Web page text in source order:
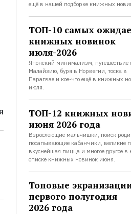
ещё в нашей подборке книжных
ТОП-10 самых
книжных новинок
июля-2026
Японский минимализм, путешествие
Малайзию, буря в Норвегии, тоска в
Парагвае и кое-что ещё в книжных
июля.
ТОП-12 книжных
июня 2026 года
Взрослеющие мальчишки, поиск
посапывающие кабанчики, великие
вкуснейшая пицца и многое другое в
списке книжных новинок июня.
Топовые
первого полугодия
2026 года